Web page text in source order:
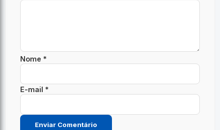
Nome *
E-mail *